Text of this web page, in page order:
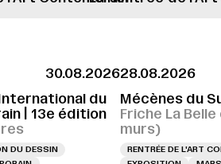
LE 28.08.2026 À 16H VERNISSAGE LE
30.08.2026
International du
| 13e édition
DU DESSIN
28.08.2026
Mécènes du
Friche La
murs)
RENTRÉE DE L'ART